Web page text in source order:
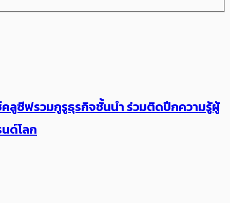
ลูซีฟรวมกูรูธุรกิจชั้นนำ ร่วมติดปีกความรู้ผู้
ด์โลก